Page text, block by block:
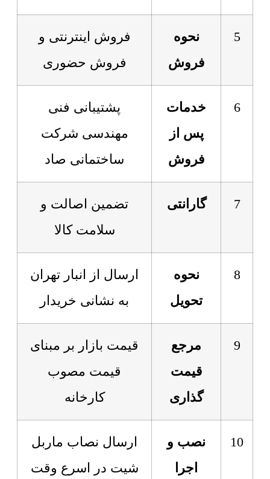
5
نحوه
فروش
فروش اینترنتی و
فروش حضوری
6
خدمات
پس از
فروش
پشتیبانی فنی
مهندسی شرکت
ساختمانی صاد
7 گارانتی
تضمین اصالت و
سلامت کالا
8
نحوه
تحویل
ارسال از انبار تهران
به نشانی خریدار
9
مرجع
قیمت
گذاری
قیمت بازار بر مبنای
قیمت مصوب
کارخانه
10
نصب و
اجرا
ارسال نصاب ماربل
شیت در اسرع وقت